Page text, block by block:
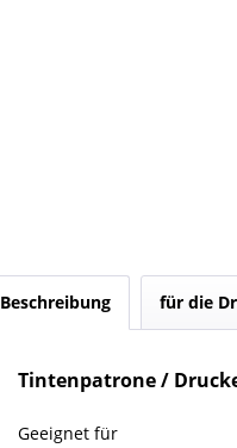
Beschreibung für die
Tintenpatrone /
Geeignet für